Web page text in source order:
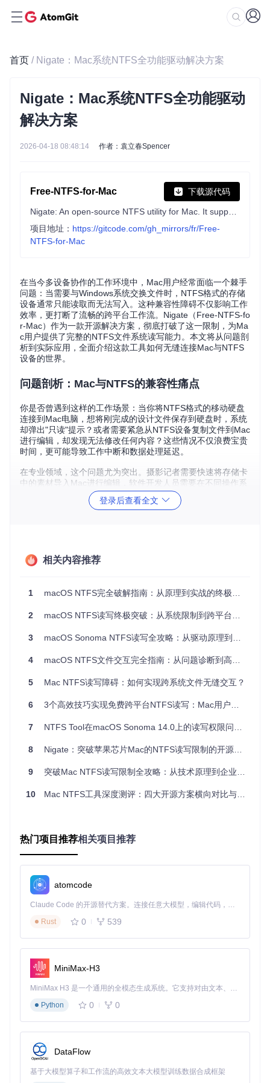
首页 / Nigate：Mac系统NTFS全功能驱动解决方案
Nigate：Mac系统NTFS全功能驱动
解决方案
2026-04-18 08:48:14 作者：袁立春Spencer
Free-NTFS-for-Mac 下载源代码
项目地址： https://gitcode.com/gh_mirrors/fr/Free-
NTFS-for-Mac
在当今多设备协作的工作环境中，Mac用户经常面临一个棘手
问题：当需要与Windows系统交换文件时，NTFS格式的存储
设备通常只能读取而无法写入。这种兼容性障碍不仅影响工作
效率，更打断了流畅的跨平台工作流。Nigate（Free-NTFS-fo
r-Mac）作为一款开源解决方案，彻底打破了这一限制，为Ma
c用户提供了完整的NTFS文件系统读写能力。本文将从问题剖
析到实际应用，全面介绍这款工具如何无缝连接Mac与NTFS
设备的世界。
问题剖析：Mac与NTFS的兼容性痛点
你是否曾遇到这样的工作场景：当你将NTFS格式的移动硬盘
连接到Mac电脑，想将刚完成的设计文件保存到硬盘时，系统
却弹出"只读"提示？或者需要紧急从NTFS设备复制文件到Mac
进行编辑，却发现无法修改任何内容？这些情况不仅浪费宝贵
时间，更可能导致工作中断和数据处理延迟。
在专业领域，这个问题尤为突出。摄影记者需要快速将存储卡
中的素材导入Mac进行编辑，软件开发人员需要在不同操作系
统间共享代码库，视频创作者需要在Mac上处理存储在NTFS
移动硬盘中的高清素材。据统计，超过60%的外部存储设备采
终端命令，普通用户难以掌握。Nigate的出现正是为了填补这
一空白，提供一个既免费又易用的NTFS驱动解决方案。
核心优势：Nigate如何重新定义Mac NTFS体验
Nigate的核心价值在于它将专业级功能与用户友好性完美结
动程序，而是一套完整的NTFS文件系统解决方案。
最引人注目的优势是其全芯片架构支持。无论是搭载Intel处理
igate都能提供一致且稳定的性能。这种广泛的兼容性确保了不
S工具需要手动操作的繁琐流程。当用户连接NTFS设备时，系
种"即插即用"的体验大大降低了使用门槛，即使是非技术用户
也能轻松上手。
在性能方面，Nigate通过优化的NTFS-3G驱动实现了接近原生
。与同类商业软件相比，Nigate在保持相当传
输性能的同时，省去了昂贵的授权费用。更重要的是，作为开
最后，Nigate的轻量级设计确保它不会占用过多系统资源。不
同于一些功能冗余的商业软件，Nigate专注于核心的NTFS读
写功能，安装包体积小，运行时资源占用低，不会影响Mac的
整体性能。
环境要求：确保Nigate正常运行的系统配置
在开始使用Nigate之前，了解你的系统是否满足基本要求至关
操作系统版本是首要考虑因素。Nigate完全支持macOS 14
（Sonoma）及以上版本，包括最新的系统更新。对于macOS
11（Big Sur）至macOS 13（Ventura），Nigate也提供完整
仅支持Intel芯片的Mac设备。
硬件架构方面，Nigate同时兼容Intel和Apple Silicon（M系
列）芯片。这意味着无论是2019年前的MacBook还是最新的
M3 MacBook Pro，都能正常运行Nigate。
安装Nigate需要管理员权限，因为涉及系统扩展的安装和内核
登录后查看全文
相关内容推荐
1 macOS NTFS完全破解指南：从原理到实战的终极解决方案
2 macOS NTFS读写终极突破：从系统限制到跨平台解决方案的技术解密
3 macOS Sonoma NTFS读写全攻略：从驱动原理到实战应用
4 macOS NTFS文件交互完全指南：从问题诊断到高效应用
5 Mac NTFS读写障碍：如何实现跨系统文件无缝交互？
6 3个高效技巧实现免费跨平台NTFS读写：Mac用户的外部存储解决方案
7 NTFS Tool在macOS Sonoma 14.0上的读写权限问题解决方案
8 Nigate：突破苹果芯片Mac的NTFS读写限制的开源解决方案
9 突破Mac NTFS读写限制全攻略：从技术原理到企业部署实践
10 Mac NTFS工具深度测评：四大开源方案横向对比与实战指南
热门项目推荐相关项目推荐
atomcode
Claude Code 的开源替代方案。连接任意大模型，编辑代码，运行命令，自动验证 — 全自动执行。用 Rust 构建，极致性能。 ｜ An open-source alternative to Claude Code. Connect any LLM, edit code, run commands, and verify changes — autonomously. Built in Rust for speed. Get Started
Rust
0 539
MiniMax-H3
MiniMax H3 是一个通用的全模态生成系统。它支持对由文本、图像、视频和音频组成的多模态上下文进行统一理解，并能生成分辨率高达 2K、时长可达 15 秒的带原生立体声音频的视频。得益于面向任务泛化的系统设计，H3 在预训练阶段就已具备广泛的多模态上下文理解与生成能力，能够出色地执行复杂的多模态指令。
Python
0 0
DataFlow
基于大模型算子和工作流的高效文本大模型训练数据合成框架